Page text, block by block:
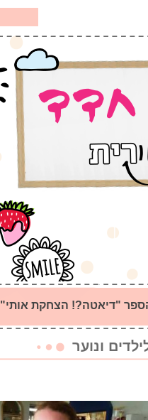
"דיאטה?! הצחקת אותי"
ונוער